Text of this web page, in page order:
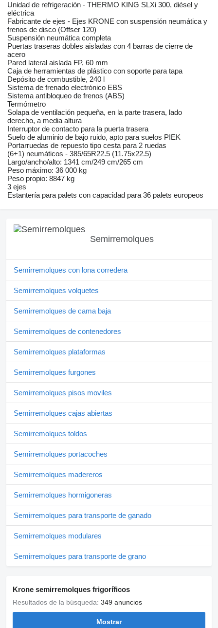
Unidad de refrigeración - THERMO KING SLXi 300, diésel y
eléctrica
Fabricante de ejes - Ejes KRONE con suspensión neumática y
frenos de disco (Offser 120)
Suspensión neumática completa
Puertas traseras dobles aisladas con 4 barras de cierre de
acero
Pared lateral aislada FP, 60 mm
Caja de herramientas de plástico con soporte para tapa
Depósito de combustible, 240 l
Sistema de frenado electrónico EBS
Sistema antibloqueo de frenos (ABS)
Termómetro
Solapa de ventilación pequeña, en la parte trasera, lado
derecho, a media altura
Interruptor de contacto para la puerta trasera
Suelo de aluminio de bajo ruido, apto para suelos PIEK
Portarruedas de repuesto tipo cesta para 2 ruedas
(6+1) neumáticos - 385/65R22.5 (11.75x22.5)
Largo/ancho/alto: 1341 cm/249 cm/265 cm
Peso máximo: 36 000 kg
Peso propio: 8847 kg
3 ejes
Estantería para palets con capacidad para 36 palets europeos
Semirremolques
Semirremolques con lona corredera
Semirremolques volquetes
Semirremolques de cama baja
Semirremolques de contenedores
Semirremolques plataformas
Semirremolques furgones
Semirremolques pisos moviles
Semirremolques cajas abiertas
Semirremolques toldos
Semirremolques portacoches
Semirremolques madereros
Semirremolques hormigoneras
Semirremolques para transporte de ganado
Semirremolques modulares
Semirremolques para transporte de grano
Krone semirremolques frigoríficos
Resultados de la búsqueda: 349 anuncios
Mostrar